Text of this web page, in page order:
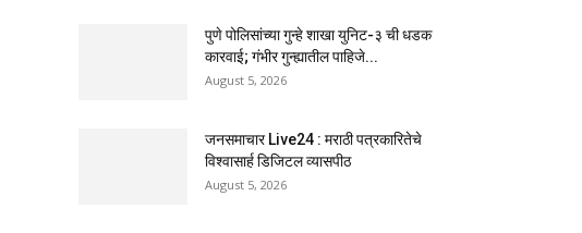
पुणे पोलिसांच्या गुन्हे शाखा युनिट-३ ची धडक
कारवाई; गंभीर गुन्ह्यातील पाहिजे...
August 5, 2026
जनसमाचार Live24 : मराठी पत्रकारितेचे
विश्वासार्ह डिजिटल व्यासपीठ
August 5, 2026